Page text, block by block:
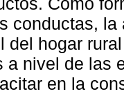
conductas,
del hogar
a nivel de las
en la